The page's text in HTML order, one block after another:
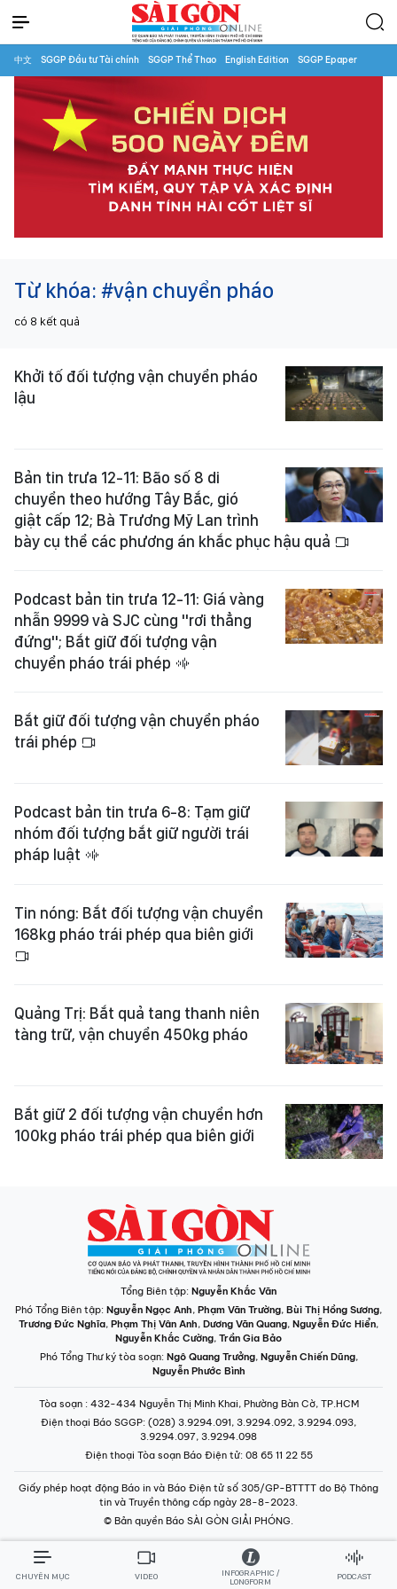
中文 SGGP Đầu tư Tài chính SGGP Thể Thao English Edition SGGP Epaper
Từ khóa: #vận chuyển pháo
có 8 kết quả
Khởi tố đối tượng vận chuyển pháo
lậu
Bản tin trưa 12-11: Bão số 8 di
chuyển theo hướng Tây Bắc, gió
giật cấp 12; Bà Trương Mỹ Lan trình
bày cụ thể các phương án khắc phục hậu quả
Podcast bản tin trưa 12-11: Giá vàng
nhẫn 9999 và SJC cùng "rơi thẳng
đứng"; Bắt giữ đối tượng vận
chuyển pháo trái phép
Bắt giữ đối tượng vận chuyển pháo
trái phép
Podcast bản tin trưa 6-8: Tạm giữ
nhóm đối tượng bắt giữ người trái
pháp luật
Tin nóng: Bắt đối tượng vận chuyển
168kg pháo trái phép qua biên giới
Quảng Trị: Bắt quả tang thanh niên
tàng trữ, vận chuyển 450kg pháo
Bắt giữ 2 đối tượng vận chuyển hơn
100kg pháo trái phép qua biên giới
Tổng Biên tập: Nguyễn Khắc Văn
Phó Tổng Biên tập: Nguyễn Ngọc Anh, Phạm Văn Trường, Bùi Thị Hồng Sương,
Trương Đức Nghĩa, Phạm Thị Vân Anh, Dương Văn Quang, Nguyễn Đức Hiển,
Nguyễn Khắc Cường, Trần Gia Bảo
Phó Tổng Thư ký tòa soạn: Ngô Quang Trưởng, Nguyễn Chiến Dũng,
Nguyễn Phước Bình
Tòa soạn : 432-434 Nguyễn Thị Minh Khai, Phường Bàn Cờ, TP.HCM
Điện thoại Báo SGGP: (028) 3.9294.091, 3.9294.092, 3.9294.093,
3.9294.097, 3.9294.098
Điện thoại Tòa soạn Báo Điện tử: 08 65 11 22 55
Giấy phép hoạt động Báo in và Báo Điện tử số 305/GP-BTTTT do Bộ Thông
tin và Truyền thông cấp ngày 28-8-2023.
© Bản quyền Báo SÀI GÒN GIẢI PHÓNG.
CHUYÊN MỤC VIDEO
INFOGRAPHIC /
LONGFORM
PODCAST